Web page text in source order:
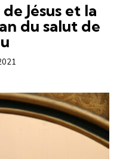
Jésus et la
du salut de